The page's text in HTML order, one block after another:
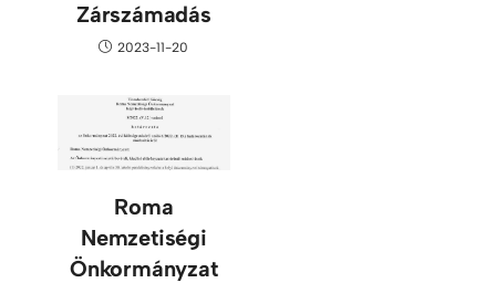
Zárszámadás
2023-11-20
Roma
Nemzetiségi
Önkormányzat